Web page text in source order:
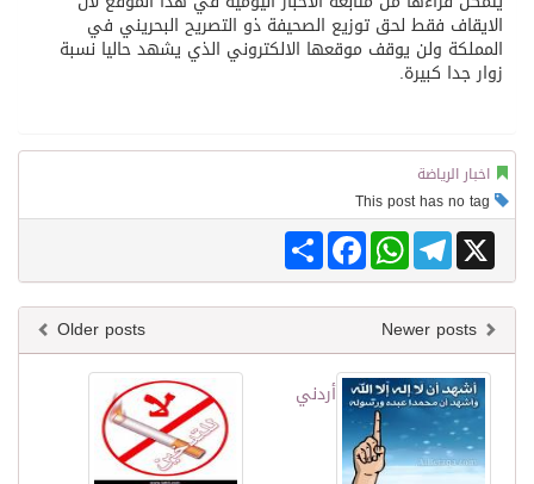
الايقاف فقط لحق توزيع الصحيفة ذو التصريح البحريني في
المملكة ولن يوقف موقعها الالكتروني الذي يشهد حاليا نسبة
زوار جدا كبيرة.
اخبار الرياضة
Share
FacebookWhatsAppTelegram X
Older posts
أردني